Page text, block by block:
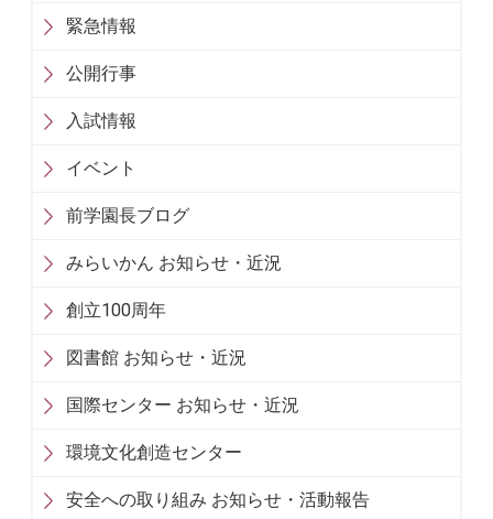
緊急情報
公開行事
入試情報
イベント
前学園長ブログ
みらいかん お知らせ・近況
創立100周年
図書館 お知らせ・近況
国際センター お知らせ・近況
環境文化創造センター
安全への取り組み お知らせ・活動報告